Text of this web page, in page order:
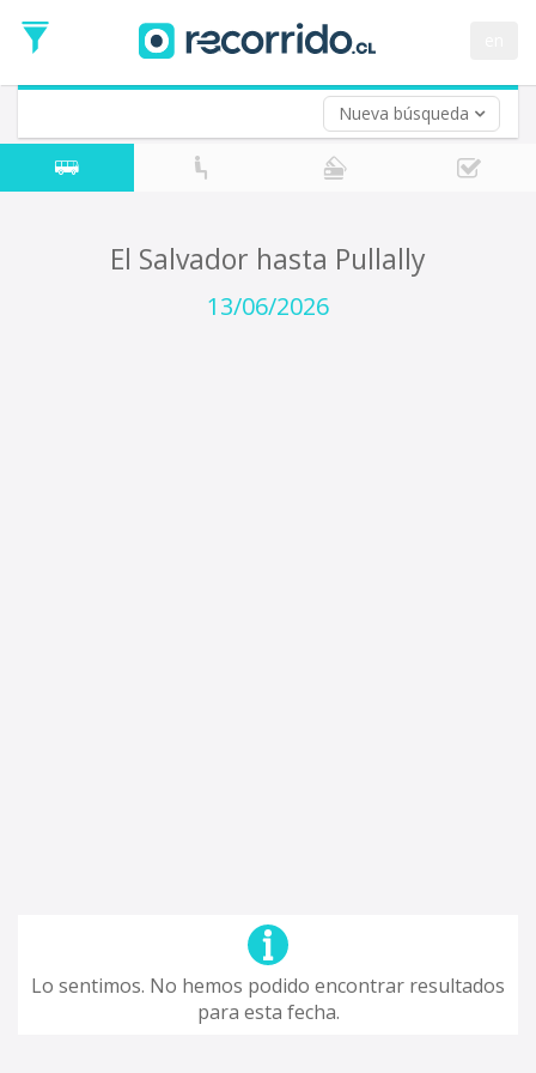
Nueva búsqueda
de
Ida
Vuelta (opcional)
Fecha
de
El Salvador hasta Pullally
13/06/2026
Lo sentimos. No hemos podido encontrar resultados
para esta fecha.